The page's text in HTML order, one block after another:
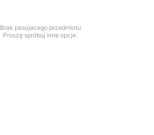
Brak pasujacego przedmiotu
Proszę spróbuj inne opcje.